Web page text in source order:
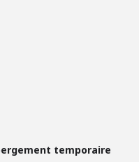
temporaire